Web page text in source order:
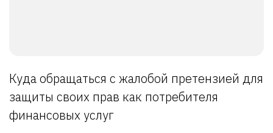
Куда обращаться с жалобой претензией для
защиты своих прав как потребителя
финансовых услуг